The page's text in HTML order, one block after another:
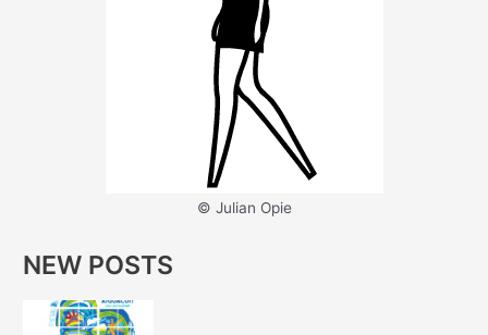
© Julian Opie
NEW POSTS